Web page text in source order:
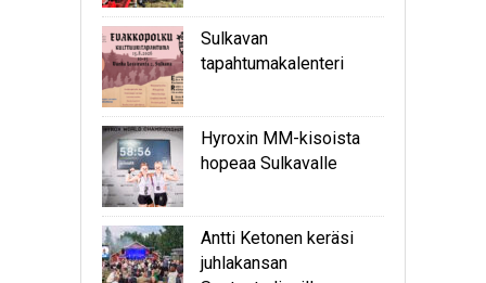
Sulkavan
tapahtumakalenteri
Hyroxin MM-kisoista
hopeaa Sulkavalle
Antti Ketonen keräsi
juhlakansan